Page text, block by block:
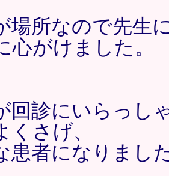
場所なので先生
心がけました。
回診にいらっし
くさげ、
患者になりまし